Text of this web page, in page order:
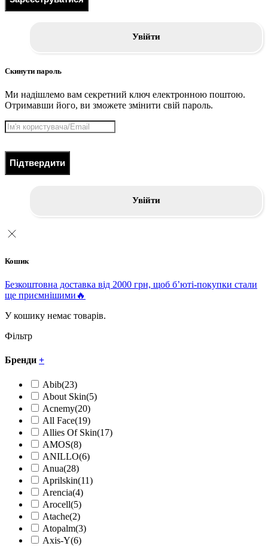
Увійти
Скинути пароль
Ми надішлемо вам секретний ключ електронною поштою.
Отримавши його, ви зможете змінити свій пароль.
Підтвердити
Увійти
Кошик
Безкоштовна доставка від 2000 грн, щоб б’юті-покупки стали
ще приємнішими🔥
У кошику немає товарів.
Фільтр
Бренди +
Abib(23)
About Skin(5)
Acnemy(20)
All Face(19)
Allies Of Skin(17)
AMOS(8)
ANILLO(6)
Anua(28)
Aprilskin(11)
Arencia(4)
Arocell(5)
Atache(2)
Atopalm(3)
Axis-Y(6)